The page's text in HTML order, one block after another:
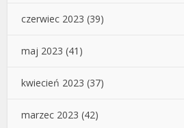
czerwiec 2023 (39)
maj 2023 (41)
kwiecień 2023 (37)
marzec 2023 (42)